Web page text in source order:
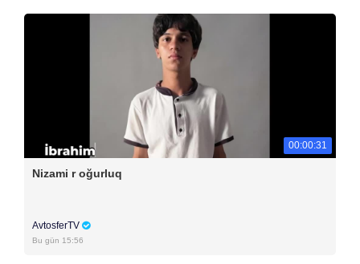
00:00:31
Nizami r oğurluq
AvtosferTV
Bu gün 15:56